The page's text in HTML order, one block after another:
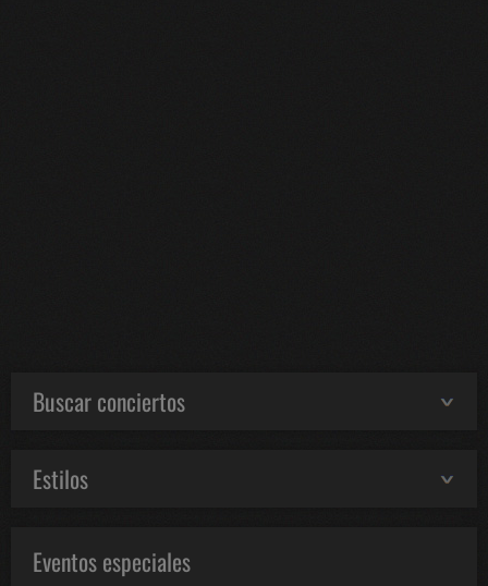
Buscar conciertos
Estilos
Eventos especiales